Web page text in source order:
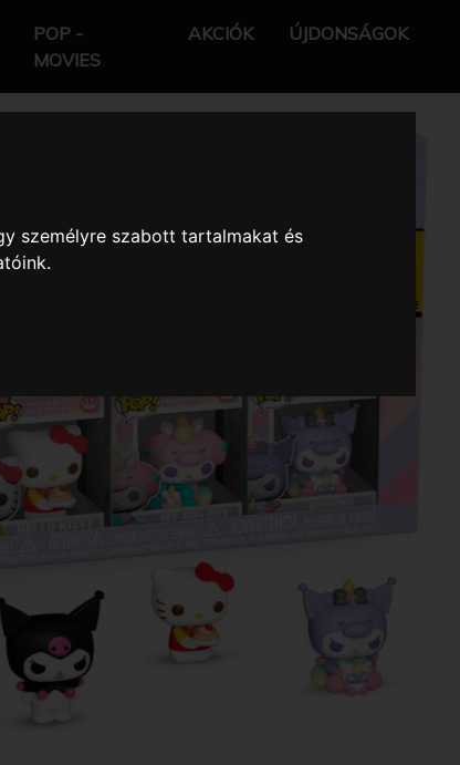
személyre szabott tartalmakat és
POP -
MOVIES
AKCIÓK ÚJDONSÁGOK